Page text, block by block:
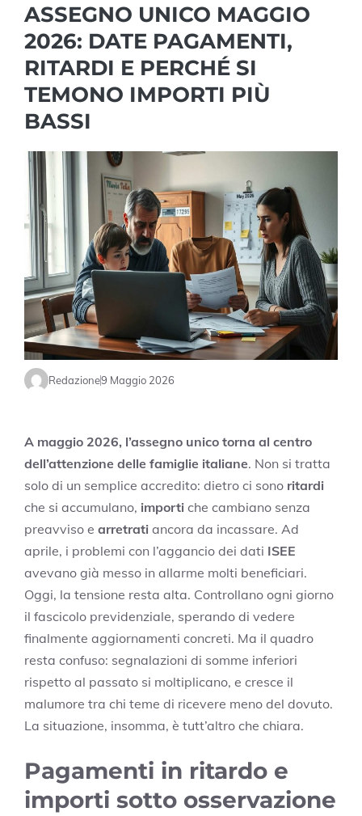
ASSEGNO UNICO MAGGIO
2026: DATE PAGAMENTI,
RITARDI E PERCHÉ SI
TEMONO IMPORTI PIÙ
BASSI
Redazione9 Maggio 2026
A maggio 2026, l’assegno unico torna al centro
dell’attenzione delle famiglie italiane. Non si tratta
solo di un semplice accredito: dietro ci sono ritardi
che si accumulano, importi che cambiano senza
preavviso e arretrati ancora da incassare. Ad
aprile, i problemi con l’aggancio dei dati ISEE
avevano già messo in allarme molti beneficiari.
Oggi, la tensione resta alta. Controllano ogni giorno
il fascicolo previdenziale, sperando di vedere
finalmente aggiornamenti concreti. Ma il quadro
resta confuso: segnalazioni di somme inferiori
rispetto al passato si moltiplicano, e cresce il
malumore tra chi teme di ricevere meno del dovuto.
La situazione, insomma, è tutt’altro che chiara.
Pagamenti in ritardo e
importi sotto osservazione